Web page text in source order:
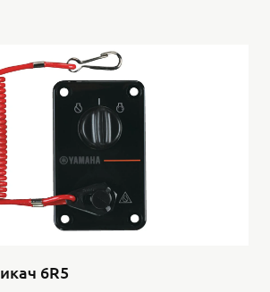
6R5